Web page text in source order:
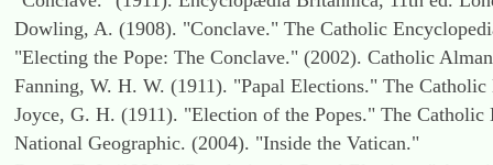
Dowling, A. (1908). "Conclave." The Catholic
"Electing the Pope: The Conclave." (2002). Catholic
Fanning, W. H. W. (1911). "Papal Elections." The
Joyce, G. H. (1911). "Election of the Popes." The
National Geographic. (2004). "Inside the Vatican."